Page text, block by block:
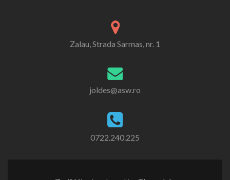
Zalau, Strada Sarmas, nr. 1
joldes@asw.ro
0722.240.225